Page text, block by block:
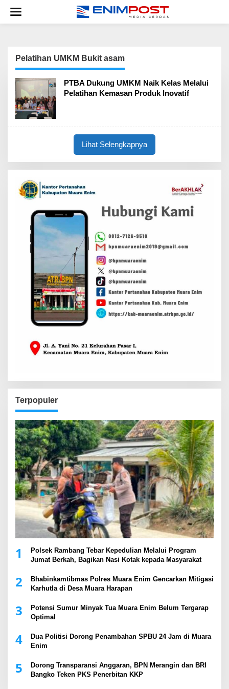
konten
Pelatihan UMKM Bukit asam
PTBA Dukung UMKM Naik Kelas Melalui
Pelatihan Kemasan Produk Inovatif
Lihat Selengkapnya
Terpopuler
1
Polsek Rambang Tebar Kepedulian Melalui Program
Jumat Berkah, Bagikan Nasi Kotak kepada Masyarakat
2
Bhabinkamtibmas Polres Muara Enim Gencarkan Mitigasi
Karhutla di Desa Muara Harapan
3
Potensi Sumur Minyak Tua Muara Enim Belum Tergarap
Optimal
4
Dua Politisi Dorong Penambahan SPBU 24 Jam di Muara
Enim
5
Dorong Transparansi Anggaran, BPN Merangin dan BRI
Bangko Teken PKS Penerbitan KKP